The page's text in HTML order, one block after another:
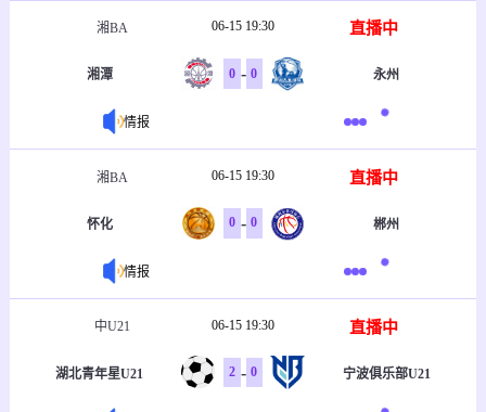
湘BA 06-15 19:30 直播中
湘潭 0 - 0 永州
情报
湘BA 06-15 19:30 直播中
怀化 0 - 0 郴州
情报
中U21 06-15 19:30 直播中
湖北青年星U21 2 - 0 宁波俱乐部U21